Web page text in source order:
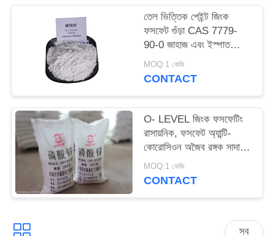
PRIVACY
POLICY
তেল ভিত্তিক পেইন্ট জিংক
ফসফেট গুঁড়া CAS 7779-
90-0 জাহাজ এবং ইস্পাত
কাঠামো সংরক্ষণ করুন
MOQ:1 কেজি
CONTACT
O- LEVEL জিংক ফসফেটিং
রাসায়নিক, ফসফেট অ্যান্টি-
কোরোসিওন অজৈব রঙ্গক সাদা
গুঁড়া
MOQ:1 কেজি
CONTACT
সব